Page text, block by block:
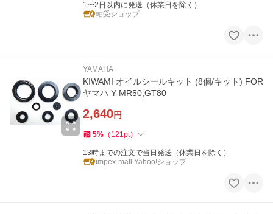
1〜2日以内に発送（休業日を除く）
軸受ショップ
YAMAHA
KIWAMI オイルシールキット (8個/キット) FOR
ヤマハ Y-MR50,GT80
2,640円
5% （ 121pt）
13時までの注文で当日発送（休業日を除く）
impex-mall Yahoo!ショップ